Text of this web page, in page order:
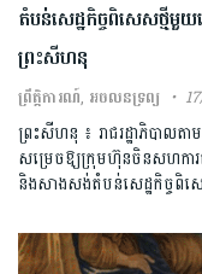
តំបន់សេដ្ឋកិច្ចពិសេសថ្មី
ព្រះសីហនុ
ព្រឹត្តិការណ៍, អចលនទ្រព្យ
ព្រះសីហនុ ៖ រាជរដ្ឋាភិបាលតា
សម្រេចឱ្យក្រុមហ៊ុនចិនសហកា
និងសាងសង់តំបន់សេដ្ឋកិច្ចពិ